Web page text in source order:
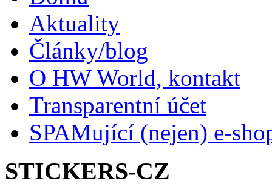
Aktuality
Články/blog
O HW World, kontakt
Transparentní účet
SPAMující (nejen) e-
STICKERS-CZ